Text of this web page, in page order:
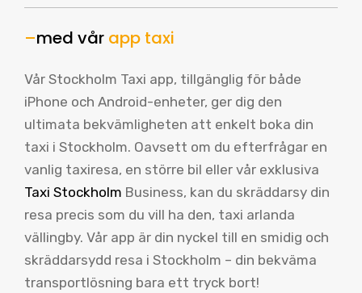
–med vår app taxi
Vår Stockholm Taxi app, tillgänglig för både
iPhone och Android-enheter, ger dig den
ultimata bekvämligheten att enkelt boka din
taxi i Stockholm. Oavsett om du efterfrågar en
vanlig taxiresa, en större bil eller vår exklusiva
Taxi Stockholm Business, kan du skräddarsy din
resa precis som du vill ha den, taxi arlanda
vällingby. Vår app är din nyckel till en smidig och
skräddarsydd resa i Stockholm – din bekväma
transportlösning bara ett tryck bort!